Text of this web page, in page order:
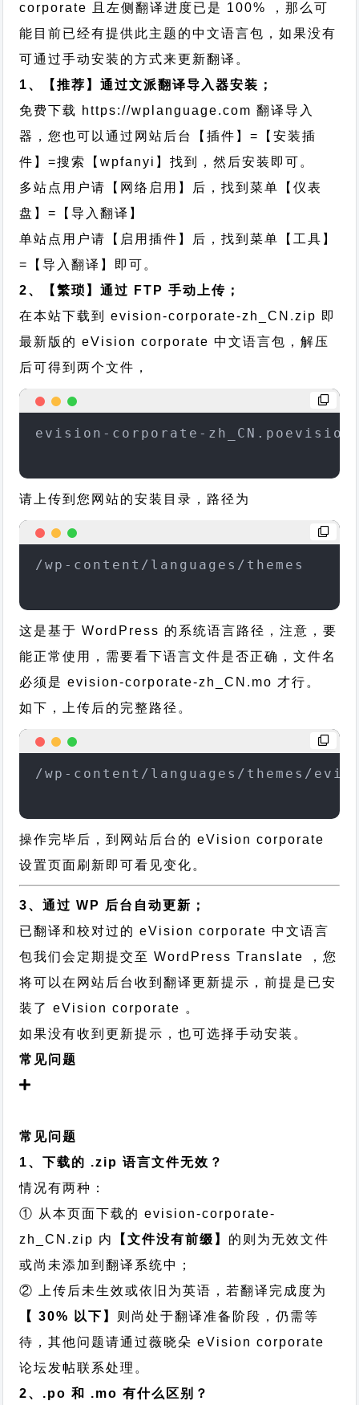
corporate 且左侧翻译进度已是 100% ，那么可
能目前已经有提供此主题的中文语言包，如果没有
可通过手动安装的方式来更新翻译。
1、【推荐】通过文派翻译导入器安装；
免费下载 https://wplanguage.com 翻译导入
器，您也可以通过网站后台【插件】=【安装插
件】=搜索【wpfanyi】找到，然后安装即可。
多站点用户请【网络启用】后，找到菜单【仪表
盘】=【导入翻译】
单站点用户请【启用插件】后，找到菜单【工具】
=【导入翻译】即可。
2、【繁琐】通过 FTP 手动上传；
在本站下载到evision-corporate-zh_CN.zip 即
最新版的 eVision corporate 中文语言包，解压
后可得到两个文件，
evision-corporate-zh_CN.poevision-
请上传到您网站的安装目录，路径为
/wp-content/languages/themes
这是基于 WordPress 的系统语言路径，注意，要
能正常使用，需要看下语言文件是否正确，文件名
必须是 evision-corporate-zh_CN.mo 才行。
如下，上传后的完整路径。
/wp-content/languages/themes/
操作完毕后，到网站后台的 eVision corporate
设置页面刷新即可看见变化。
3、通过 WP 后台自动更新；
已翻译和校对过的 eVision corporate 中文语言
包我们会定期提交至 WordPress Translate ，您
将可以在网站后台收到翻译更新提示，前提是已安
装了 eVision corporate 。
如果没有收到更新提示，也可选择手动安装。
常见问题
常见问题
1、下载的 .zip 语言文件无效？
情况有两种：
① 从本页面下载的 evision-corporate-
zh_CN.zip 内
【文件没有前缀】 的则为无效文件
或尚未添加到翻译系统中；
② 上传后未生效或依旧为英语，若翻译完成度为
【 30% 以下】 则尚处于翻译准备阶段，仍需等
待，其他问题请通过薇晓朵 eVision corporate
论坛发帖联系处理。
2、.po 和 .mo 有什么区别？